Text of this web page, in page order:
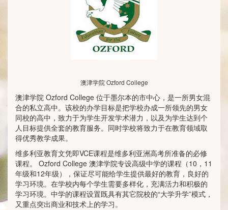
澳津学院 Ozford College
澳津学院 Ozford College 位于墨尔本的市中心，是一所男女混
合的私立高中。该校的办学目标是把学校办成一所领先的男女
同校的高中，致力于为学生开发学术潜力，以及为学生达到个
人目标提供全套的教育服务。同时学校将致力于在教育领域取
得优秀教学成果。
维多利亚教育文凭即VCE课程是维多利亚洲高考所准备的必修
课程。 Ozford College 澳津学院专设高级中学的课程（10，11
年级和12年级），保证尽可能给学生提供最好的教育，良好的
学习环境。在学校内每个学生需要多样化，充满活力和积极的
学习环境。中学的课程设置既具有其它院校的“大学升学”模式，
又重点突出商业和技术上的学习。